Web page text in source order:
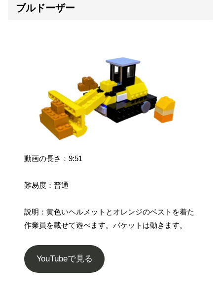
ブルドーザー
動画の長さ：9:51
難易度：普通
説明：黄色いヘルメットとオレンジのベストを着た
作業員を載せて遊べます。バケットは動きます。
YouTubeで見る